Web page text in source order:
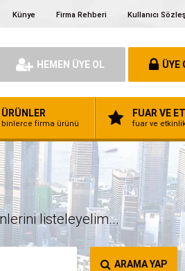
Künye Firma Rehberi Kullanıcı
HEMEN ÜYE OL ÜYE
ÜRÜNLER
binlerce firma ürünü
FUAR VE
fuar ve
listeleyelim...
ARAMA YAP